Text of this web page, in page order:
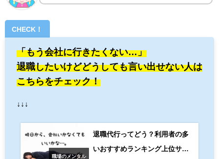
CHECK！
「もう会社に行きたくない…」
退職したいけどどうしても言い出せない人は
こちらをチェック！
↓↓↓
職場のメンタル
退職代行ってどう？利用者の多
いおすすめランキング上位サー